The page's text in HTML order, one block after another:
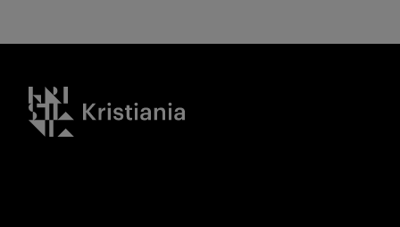
Kristiania logo